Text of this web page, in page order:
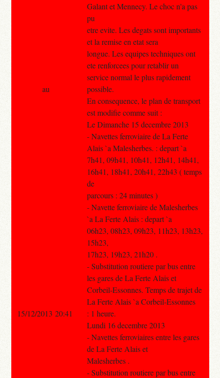
Galant et Mennecy. Le choc n'a pas
pu
etre evite. Les degats sont importants
et la remise en etat sera
longue. Les equipes techniques ont
ete renforcees pour retablir un
service normal le plus rapidement
possible.
En consequence, le plan de transport
est modifie comme suit :
Le Dimanche 15 decembre 2013
- Navettes ferroviaire de La Ferte
Alais `a Malesherbes. : depart `a
7h41, 09h41, 10h41, 12h41, 14h41,
16h41, 18h41, 20h41, 22h43 ( temps
de
parcours : 24 minutes )
- Navette ferroviaire de Malesherbes
`a La Ferte Alais : depart `a
06h23, 08h23, 09h23, 11h23, 13h23,
15h23,
17h23, 19h23, 21h20 .
- Substitution routiere par bus entre
les gares de La Ferte Alais et
Corbeil-Essonnes. Temps de trajet de
La Ferte Alais `a Corbeil-Essonnes
: 1 heure.
Lundi 16 decembre 2013
- Navettes ferroviaires entre les gares
de La Ferte Alais et
Malesherbes .
- Substitution routiere par bus entre
au
15/12/2013 20:41